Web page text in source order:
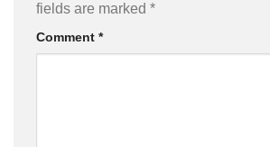
fields are marked *
Comment *